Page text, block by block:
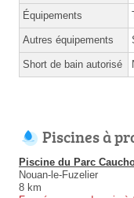
Équipements
Autres équipements
Short de bain autorisé
Piscines à
Piscine du Parc
Nouan-le-Fuzelier
8 km